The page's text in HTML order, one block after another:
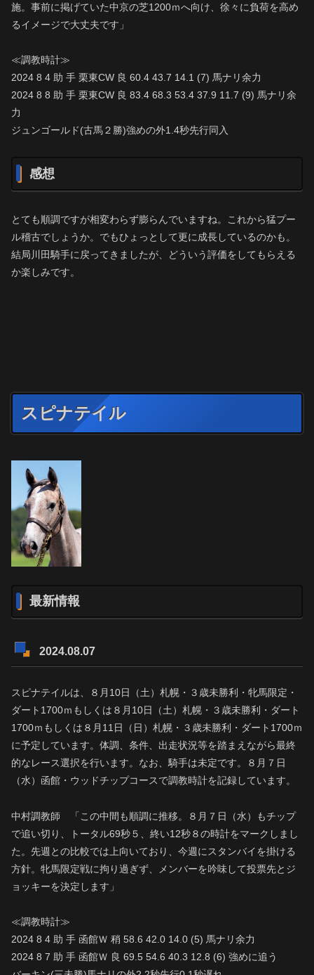
施。事前に掲げていた中京の芝1200ｍへ向け、徐々に負荷を高め
るイメージで大丈夫です」
≪調教時計≫
2024 8 4 助 手 栗東CW 良 60.4 43.7 14.1 (7) 馬ナリ余力
2024 8 8 助 手 栗東CW 良 83.4 68.3 53.4 37.9 11.7 (9) 馬ナリ余
力
ジュンゴールド(古馬２勝)強めの外1.4秒先行同入
感想
とても順調ですが相変わらず膨らんでいますね。これから猛プー
ル稽古でしょうか。でもひょっとして更に成長しているのかも。
結局川田騎手に戻ってきましたが、どういう評価をしてもらえる
か楽しみです。
スピナテイル
最新情報
2024.08.07
スピナテイルは、８月10日（土）札幌・３歳未勝利・牝馬限定・
ダート1700ｍもしくは８月10日（土）札幌・３歳未勝利・ダート
1700ｍもしくは８月11日（日）札幌・３歳未勝利・ダート1700ｍ
に予定しています。体調、条件、出走状況等を踏まえながら最終
的なレース選択を行います。なお、騎手は未定です。８月７日
（水）函館・ウッドチップコースで調教時計を記録しています。
中村調教師 「この中間も順調に推移。８月７日（水）もチップ
で追い切り、トータル69秒５、終い12秒８の時計をマークしまし
た。先週との比較では上向いており、今週にスタンバイを掛ける
方針。牝馬限定戦に拘り過ぎず、メンバーを吟味して投票先とジ
ョッキーを決定します」
≪調教時計≫
2024 8 4 助 手 函館Ｗ 稍 58.6 42.0 14.0 (5) 馬ナリ余力
2024 8 7 助 手 函館Ｗ 良 69.5 54.6 40.3 12.8 (6) 強めに追う